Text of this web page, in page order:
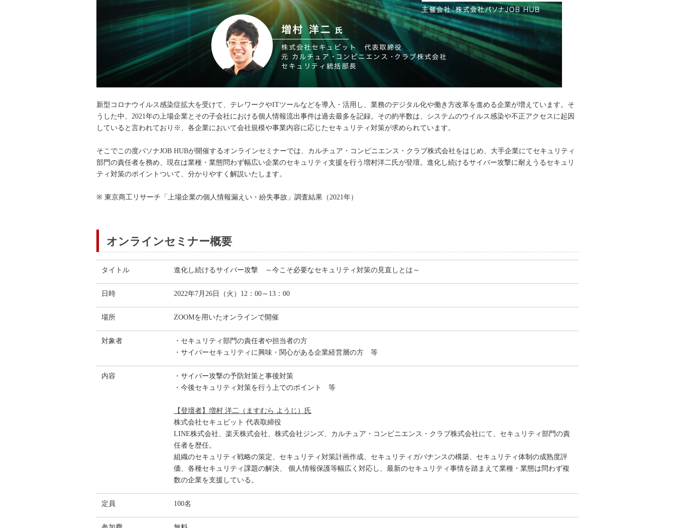
新型コロナウイルス感染症拡大を受けて、テレワークやITツールなどを導入・活用し、業務のデジタル化や働き方改革を進める企業が増えています。そ
うした中、2021年の上場企業とその子会社における個人情報流出事件は過去最多を記録。その約半数は、システムのウイルス感染や不正アクセスに起因
していると言われており※、各企業において会社規模や事業内容に応じたセキュリティ対策が求められています。
そこでこの度パソナJOB HUBが開催するオンラインセミナーでは、カルチュア・コンビニエンス・クラブ株式会社をはじめ、大手企業にてセキュリティ
部門の責任者を務め、現在は業種・業態問わず幅広い企業のセキュリティ支援を行う増村洋二氏が登壇。進化し続けるサイバー攻撃に耐えうるセキュリ
ティ対策のポイントついて、分かりやすく解説いたします。
※ 東京商工リサーチ「上場企業の個人情報漏えい・紛失事故」調査結果（2021年）
オンラインセミナー概要
タイトル 進化し続けるサイバー攻撃 ～今こそ必要なセキュリティ対策の見直しとは～
日時 2022年7月26日（火）12：00～13：00
場所 ZOOMを用いたオンラインで開催
対象者
・セキュリティ部門の責任者や担当者の方
・サイバーセキュリティに興味・関心がある企業経営層の方 等
内容
・サイバー攻撃の予防対策と事後対策
・今後セキュリティ対策を行う上でのポイント 等
【登壇者】増村 洋二（ますむら ようじ）氏
株式会社セキュビット 代表取締役
LINE株式会社、楽天株式会社、株式会社ジンズ、カルチュア・コンビニエンス・クラブ株式会社にて、セキュリティ部門の責
任者を歴任。
組織のセキュリティ戦略の策定、セキュリティ対策計画作成、セキュリティガバナンスの構築、セキュリティ体制の成熟度評
価、各種セキュリティ課題の解決、 個人情報保護等幅広く対応し、最新のセキュリティ事情を踏まえて業種・業態は問わず複
数の企業を支援している。
定員 100名